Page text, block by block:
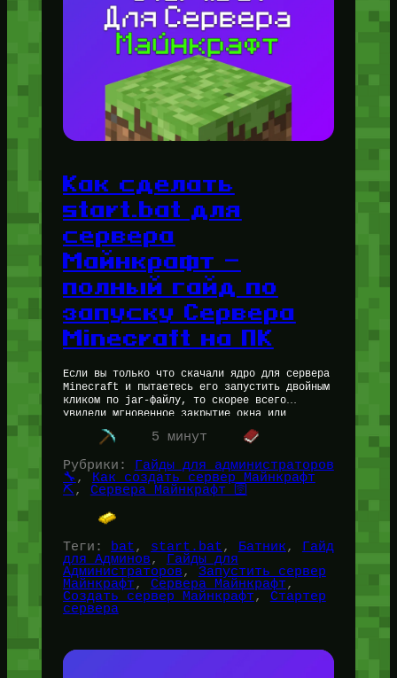
Как сделать
start.bat для
сервера
Майнкрафт —
полный гайд по
запуску Сервера
Minecraft на ПК
Если вы только что скачали ядро для сервера
Minecraft и пытаетесь его запустить двойным
кликом по jar-файлу, то скорее всего
увидели мгновенное закрытие окна или
ошибку. Вот тут на сцену…
5 минут
Рубрики: Гайды для администраторов
🔧 , Как создать сервер Майнкрафт
⛏️, Сервера Майнкрафт 🛜
Теги: bat, start.bat, Батник,
Гайд
для Админов,
Гайды для
Администраторов, Запустить сервер
Майнкрафт, Сервера Майнкрафт
Создать сервер Майнкрафт, Стартер
сервера